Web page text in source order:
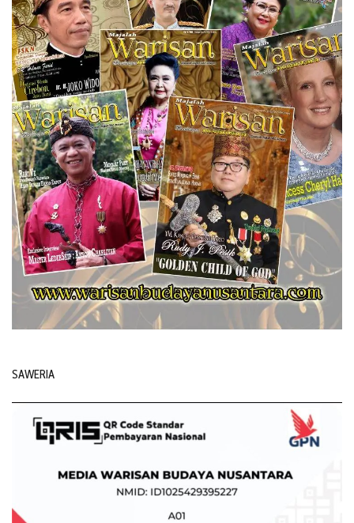
SAWERIA